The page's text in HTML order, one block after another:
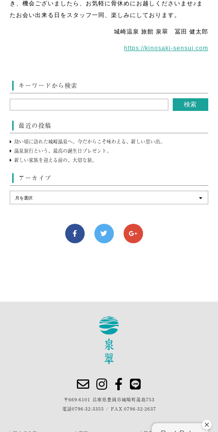
き、機会ございましたら、お気軽に骨休めにお越しくださいませ♪ま
たお会い出来る日をスタッフ一同、楽しみにしております。
城崎温泉 旅館 泉翠 冨田 健太郎
https://kinosaki-sensui.com
キーワードから検索
最近の投稿
幼い頃に訪れた城崎温泉へ。今だからこそ味わえる、新しい思い出。
温泉旅行という、最高の誕生日プレゼント。
新しい家族を迎える前の、大切な旅。
アーカイブ
〒669-6101 兵庫県豊岡市城崎町湯島753
電話0796-32-3355 / FAX.0796-32-2637